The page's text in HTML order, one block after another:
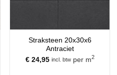
Straksteen 20x30x6
Antraciet
€24,95 incl. btwper m2